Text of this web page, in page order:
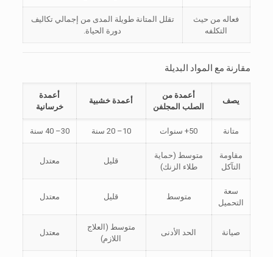
فعاله من حيث
التكلفه
تقلل المتانة طويلة المدى من إجمالي تكاليف
دورة الحياة.
مقارنة مع المواد البديلة
يصف
أعمدة من
الصلب المجلفن
أعمدة خشبية
أعمدة
خرسانية
متانة 50+ سنوات 10– 20 سنة 30– 40 سنة
مقاومة
التآكل
متوسط (حماية
طلاء الزنك)
قليل معتدل
سعة
التحميل
متوسط قليل معتدل
صيانة الحد الأدنى
متوسط (العلاج
اللازم)
معتدل